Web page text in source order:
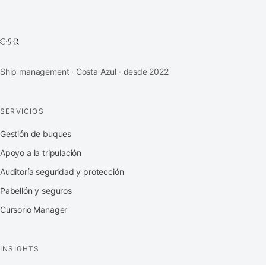
Ship management · Costa Azul · desde 2022
SERVICIOS
Gestión de buques
Apoyo a la tripulación
Auditoría seguridad y protección
Pabellón y seguros
Cursorio Manager
INSIGHTS